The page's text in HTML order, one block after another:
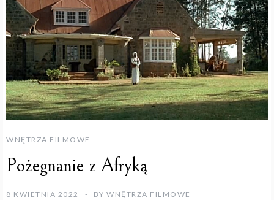
WNĘTRZA FILMOWE
Pożegnanie z Afryką
8 KWIETNIA 2022 BY WNĘTRZA FILMOWE